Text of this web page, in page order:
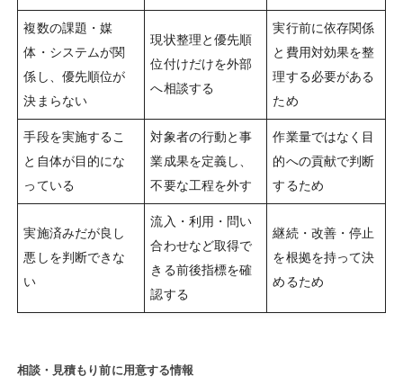
複数の課題・媒
体・システムが関
係し、優先順位が
決まらない
現状整理と優先順
位付けだけを外部
へ相談する
実行前に依存関係
と費用対効果を整
理する必要がある
ため
手段を実施するこ
と自体が目的にな
っている
対象者の行動と事
業成果を定義し、
不要な工程を外す
作業量ではなく目
的への貢献で判断
するため
実施済みだが良し
悪しを判断できな
い
流入・利用・問い
合わせなど取得で
きる前後指標を確
認する
継続・改善・停止
を根拠を持って決
めるため
相談・見積もり前に用意する情報